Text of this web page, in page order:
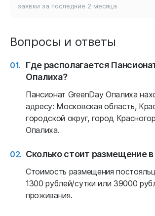
заявки за последние 2 месяца
Вопросы и ответы
Где располагается
Опалиха?
Пансионат GreenDay Опалиха
адресу: Московская область,
городской округ, город
Опалиха.
Сколько стоит размещение в
Стоимость размещения
1300 рублей/сутки или 39000
проживания.